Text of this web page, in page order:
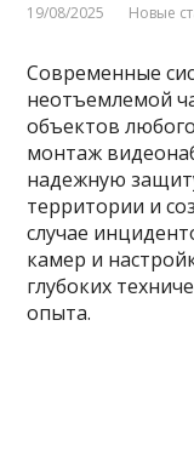
19/08/2025 Новые
Современные
неотъемлемой
объектов
монтаж
надежную
территории и
случае
камер и
глубоких
опыта.